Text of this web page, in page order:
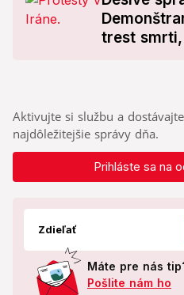
trest
Aktivujte si službu a
najdôležitejšie správy dňa.
Prihláste sa na
Zdieľať
Máte pre nás
Pošlite nám ho